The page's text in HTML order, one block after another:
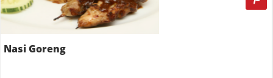
Nasi Goreng